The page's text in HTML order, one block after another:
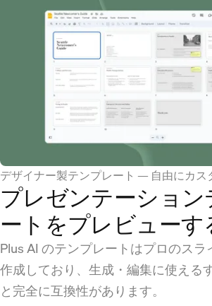
デザイナー製テンプレート — 自由にカス
プレゼンテーション
ートをプレビューす
Plus AI のテンプレートはプロのス
作成しており、生成・編集に使える
と完全に互換性があります。